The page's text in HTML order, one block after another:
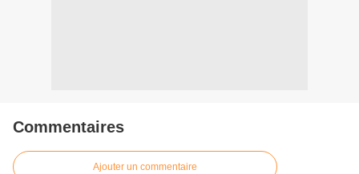
Commentaires
Ajouter un commentaire